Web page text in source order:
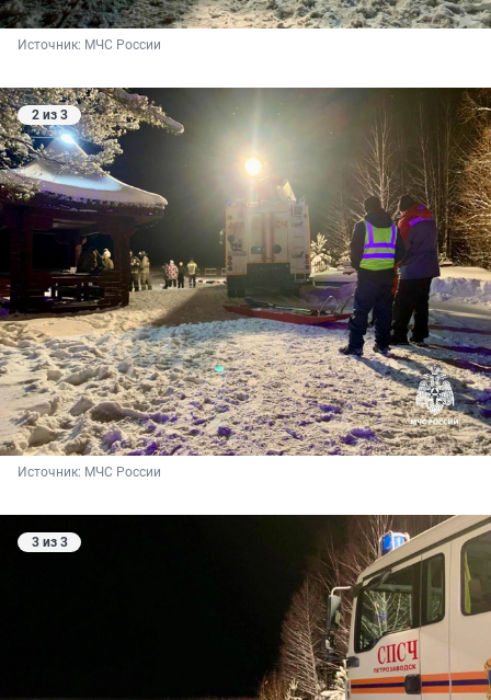
Источник: МЧС России
2 из 3
Источник: МЧС России
3 из 3